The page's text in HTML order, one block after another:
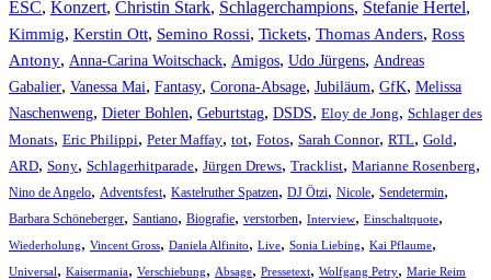
ESC, Konzert, Christin Stark, Schlagerchampions, Stefanie Hertel,
Kimmig, Kerstin Ott, Semino Rossi, Tickets, Thomas Anders, Ross
Antony, Anna-Carina Woitschack, Amigos, Udo Jürgens, Andreas
Gabalier, Vanessa Mai, Fantasy, Corona-Absage, Jubiläum, GfK, Melissa
Naschenweng, Dieter Bohlen, Geburtstag, DSDS, Eloy de Jong, Schlager des
Monats, Eric Philippi, Peter Maffay, tot, Fotos, Sarah Connor, RTL, Gold,
ARD, Sony, Schlagerhitparade, Jürgen Drews, Tracklist, Marianne Rosenberg,
Nino de Angelo, Adventsfest, Kastelruther Spatzen, DJ Ötzi, Nicole, Sendetermin,
Barbara Schöneberger, Santiano, Biografie, verstorben, Interview, Einschaltquote,
Wiederholung, Vincent Gross, Daniela Alfinito, Live, Sonia Liebing, Kai Pflaume,
Universal, Kaisermania, Verschiebung, Absage, Pressetext, Wolfgang Petry, Marie Reim